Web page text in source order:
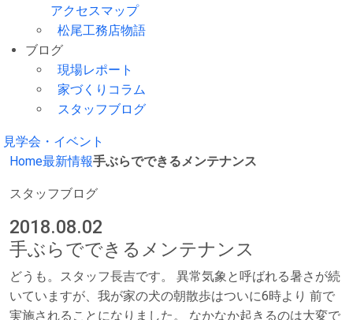
アクセスマップ
松尾工務店物語
ブログ
現場レポート
家づくりコラム
スタッフブログ
見学会・イベント
Home最新情報手ぶらでできるメンテナンス
スタッフブログ
2018.08.02
手ぶらでできるメンテナンス
どうも。スタッフ長吉です。 異常気象と呼ばれる暑さが続
いていますが、我が家の犬の朝散歩はついに6時より 前で
実施されることになりました。 なかなか起きるのは大変で